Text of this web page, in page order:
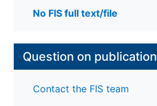
No FIS full text/file
Question on publication
Contact the FIS team